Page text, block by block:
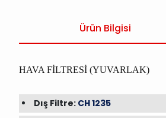
Ürün Bilgisi
HAVA FİLTRESİ (YUVARLAK)
Dış Filtre: CH 1235